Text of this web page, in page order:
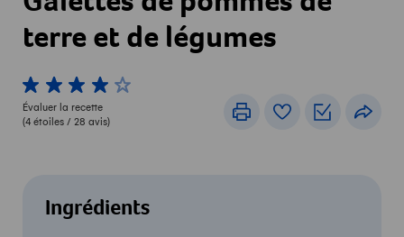
terre et de légumes
1 von 5 étoiles
2 von 5 étoiles
3 von 5 étoiles
4 von 5 étoiles
5 von 5 étoiles
Évaluer la recette
(4 étoiles / 28 avis)
ImprimerLivre de recettes
Listes de
Ingrédients